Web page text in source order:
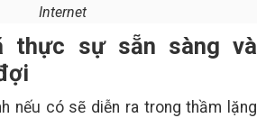
Internet
thực sự sẵn sàng và
nếu có sẽ diễn ra trong thầm lặng